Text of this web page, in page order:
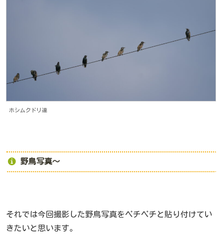
ホシムクドリ達
野鳥写真～
それでは今回撮影した野鳥写真をペチペチと貼り付けてい
きたいと思います。